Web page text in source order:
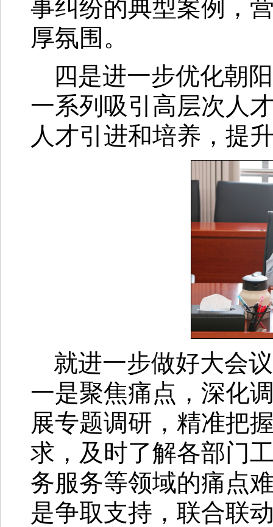
事纠纷的典型案例，
厚氛围。
四是进一步优化朝
一系列吸引高层次人
人才引进和培养，提
就进一步做好大会
一是聚焦痛点，深化
展专题调研，精准把
求，及时了解各部门
务服务等领域的痛点
是争取支持，联合联